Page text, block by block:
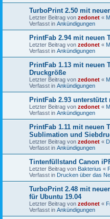
TurboPrint 2.50 mit
Letzter Beitrag von zedonet «
Verfasst in Ankündigungen
PrintFab 2.94 mit neuen
Letzter Beitrag von zedonet «
Verfasst in Ankündigungen
PrintFab 1.13 mit neuen
Druckgröße
Letzter Beitrag von zedonet «
Verfasst in Ankündigungen
PrintFab 2.93 unterstützt
Letzter Beitrag von zedonet «
Verfasst in Ankündigungen
PrintFab 1.11 mit neuen
Sublimation und
Letzter Beitrag von zedonet «
Verfasst in Ankündigungen
Tintenfüllstand Canon
Letzter Beitrag von Bakterius «
Verfasst in Drucken über das
TurboPrint 2.48 mit
für Ubuntu 19.04
Letzter Beitrag von zedonet «
Verfasst in Ankündigungen